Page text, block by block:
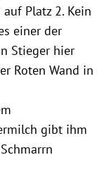
Platz 2. Kein
einer der
Stieger hier
Roten Wand in
gibt ihm